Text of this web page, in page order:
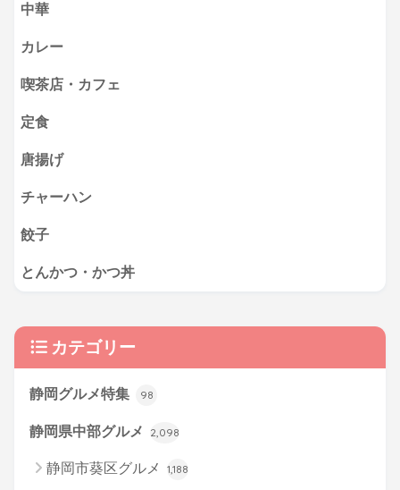
中華
カレー
喫茶店・カフェ
定食
唐揚げ
チャーハン
餃子
とんかつ・かつ丼
カテゴリー
静岡グルメ特集 98
静岡県中部グルメ 2,098
静岡市葵区グルメ 1,188